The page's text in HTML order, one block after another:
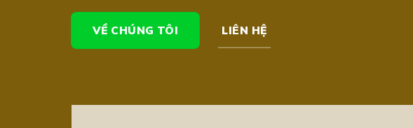
VỀ CHÚNG TÔI LIÊN HỆ